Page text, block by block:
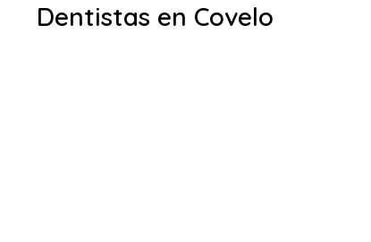
Dentistas en Covelo